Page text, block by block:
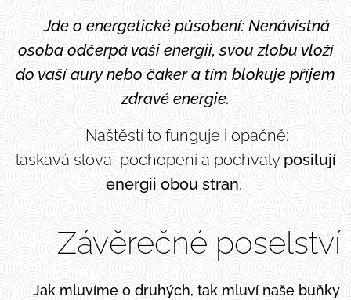
👉 Jde o energetické působení: Nenávistná
osoba odčerpá vaši energii, svou zlobu vloží
do vaší aury nebo čaker a tím blokuje příjem
zdravé energie.
💛 Naštěstí to funguje i opačně:
laskavá slova, pochopení a pochvaly posilují
energii obou stran.
🌟 Závěrečné poselství
Jak mluvíme o druhých, tak mluví naše buňky